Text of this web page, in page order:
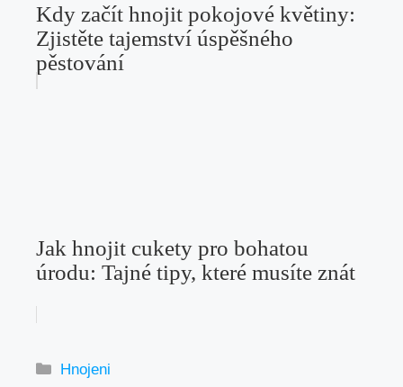
Kdy začít hnojit pokojové květiny:
Zjistěte tajemství úspěšného
pěstování
Jak hnojit cukety pro bohatou
úrodu: Tajné tipy, které musíte znát
Rubriky
Hnojeni